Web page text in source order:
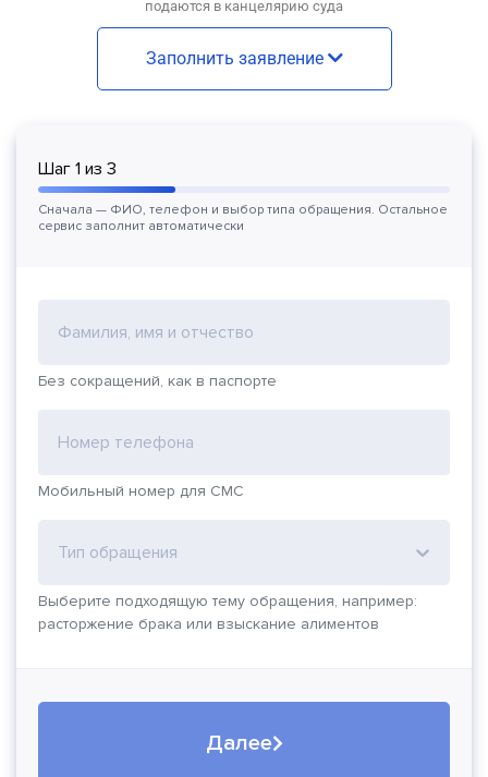
подаются в канцелярию суда
Заполнить заявление
Шаг 1 из 3
Сначала — ФИО, телефон и выбор типа обращения. Остальное
сервис заполнит автоматически
Фамилия, имя и отчество
Без сокращений, как в паспорте
Номер телефона
Мобильный номер для СМС
Тип обращения
Выберите подходящую тему обращения, например:
расторжение брака или взыскание алиментов
Далее